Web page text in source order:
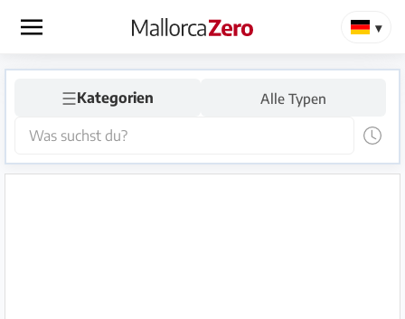
×
Startseite
Anzeige
aufgeben
☰Kategorien Alle Typen